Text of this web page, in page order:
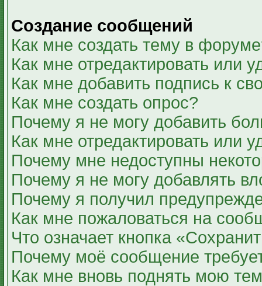
Создание сообщений
Как мне создать тему в
Как мне отредактировать или
Как мне добавить подпись к
Как мне создать опрос?
Почему я не могу добавить
Как мне отредактировать или
Почему мне недоступны
Почему я не могу добавлять
Почему я получил
Как мне пожаловаться на
Что означает кнопка
Почему моё сообщение
Как мне вновь поднять мою